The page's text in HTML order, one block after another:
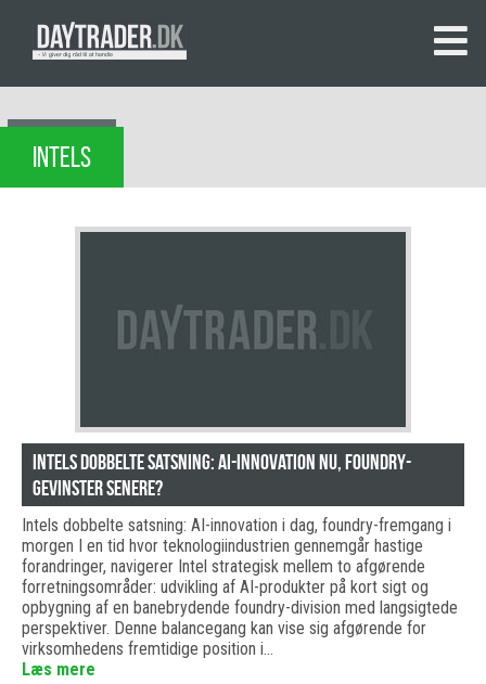
INTELS
Intels dobbelte satsning: AI-innovation nu, foundry-
gevinster senere?
Intels dobbelte satsning: AI-innovation i dag, foundry-fremgang i
morgen I en tid hvor teknologiindustrien gennemgår hastige
forandringer, navigerer Intel strategisk mellem to afgørende
forretningsområder: udvikling af AI-produkter på kort sigt og
opbygning af en banebrydende foundry-division med langsigtede
perspektiver. Denne balancegang kan vise sig afgørende for
virksomhedens fremtidige position i…
Læs mere